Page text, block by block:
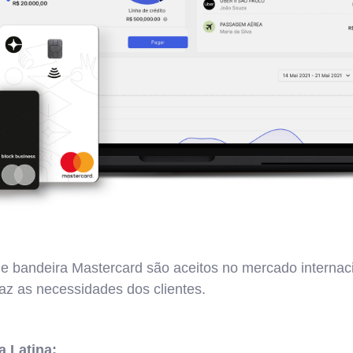
bandeira Mastercard são aceitos no mercado
as necessidades dos clientes.